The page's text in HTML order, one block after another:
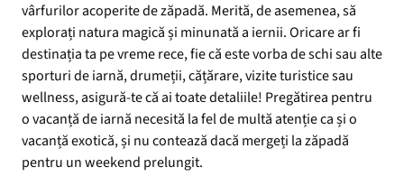
vârfurilor acoperite de zăpadă. Merită, de asemenea, să
explorați natura magică și minunată a iernii. Oricare ar fi
destinația ta pe vreme rece, fie că este vorba de schi sau alte
sporturi de iarnă, drumeții, cățărare, vizite turistice sau
wellness, asigură-te că ai toate detaliile! Pregătirea pentru
o vacanță de iarnă necesită la fel de multă atenție ca și o
vacanță exotică, și nu contează dacă mergeți la zăpadă
pentru un weekend prelungit.